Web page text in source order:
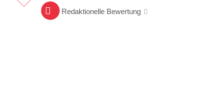
Redaktionelle Bewertung